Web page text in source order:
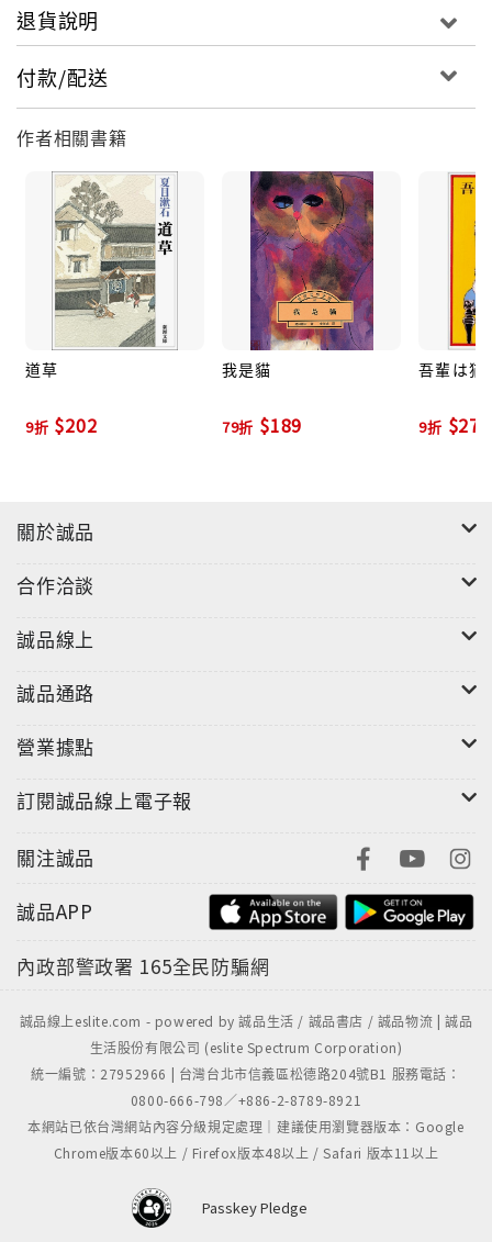
了他所有的寫作形式，也適妥地呈現了各式內容，使得
這部作品被稱為夏目漱石寫作生涯的轉捩點。
本書寫作歷程，從明治四十五年（1912年）1月2日至4
月29日，分別在《東京朝日新聞》和《大阪朝日新聞》
連載118回。後來由春陽堂發行單行本小說，出刊時正
是「明治」年號改為「大正」的1912年9月15日。當時
的親筆手稿至今仍由岩波書店珍藏。
本書以描述知識分子須永自我意識的苦惱為主，〈須永
的話〉一章曾經在漱石的弟子鈴木三重吉自費出版《現
代名作集》系列時，特別獨立收錄成冊。但論及這部作
品的有趣之處時，普遍認為小說中對主人公敬太郎所處
來豐饒的趣味。──前田愛《都市空間中的文學》一書
文中，談及「把各自獨立的短篇小說組合成一部長篇小
效果吧！」
如同他的理念，整部小說各章的長度、形式和語調並不
統一，彼此之間以如同鎖鍊連結的形式和巧妙伏筆聯
貫，解謎般地展開故事過程，讓小說產生多重的變化和
趣味。
退貨說明
付款/配送
作者相關書籍
道草
9折 $202
我是貓
79折 $189
吾輩は猫
9折 $274
關於誠品
合作洽談
誠品線上
誠品通路
營業據點
訂閱誠品線上電子報
關注誠品
誠品APP
內政部警政署 165全民防騙網
誠品線上eslite.com - powered by 誠品生活 / 誠品書店 / 誠品物流 | 誠品
生活股份有限公司 (eslite Spectrum Corporation)
統一編號：27952966 | 台灣台北市信義區松德路204號B1 服務電話：
0800-666-798／+886-2-8789-8921
本網站已依台灣網站內容分級規定處理｜建議使用瀏覽器版本：Google
Chrome版本60以上 / Firefox版本48以上 / Safari 版本11以上
Passkey Pledge